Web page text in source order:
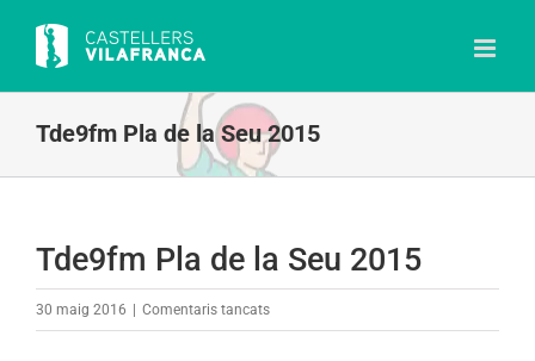
content
Tde9fm Pla de la Seu 2015
Tde9fm Pla de la Seu 2015
30 maig 2016 Comentaris tancatsa